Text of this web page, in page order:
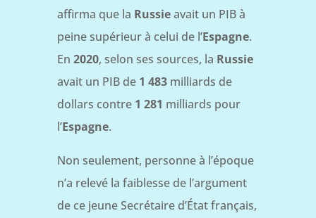
affirma que la Russieavait un PIB à
peine supérieur à celui de l’Espagne.
En 2020, selon ses sources, la Russie
avait un PIB de1 483milliards de
dollars contre 1 281 milliards pour
l’Espagne.
Non seulement, personne à l’époque
n’a relevé la faiblesse de l’argument
de ce jeune Secrétaire d’État français,